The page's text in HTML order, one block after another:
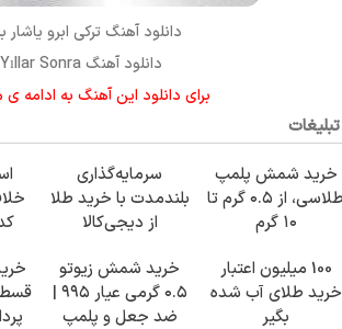
دانلود آهنگ ترکی ابرو یاشار
دانلود آهنگ Ebru Yaşar Yıllar Sonra
برای دانلود این آهنگ به ادامه
تبلیغات
خرید شمش پلمپ
طلاسی، از ۰.۵ گرم تا
۱۰ گرم
سرمایه‌گذاری
بلندمدت با خرید طلا
از دیجی‌کالا
100 میلیون اعتبار
خرید طلای آب شده
بگیر
خرید شمش زیوتو
۰.۵ گرمی عیار ۹۹۵ |
ضد جعل و پلمپ